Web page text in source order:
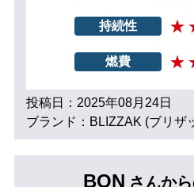
持続性
燃費
投稿日：2025年08月24日
ブランド：BLIZZAK (ブリザ
BON さんか